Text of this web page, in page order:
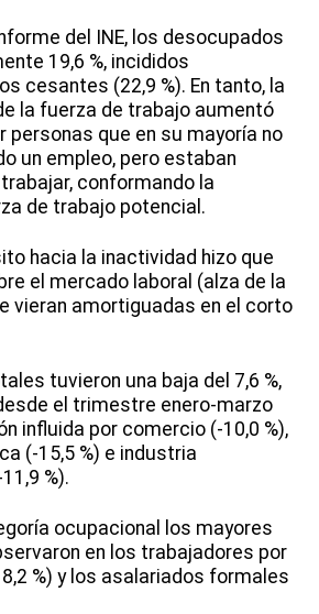
del INE, los desocupados
19,6 %, incididos
cesantes (22,9 %). En tanto, la
la fuerza de trabajo aumentó
personas que en su mayoría no
un empleo, pero estaban
conformando la
de trabajo potencial.
hacia la inactividad hizo que
el mercado laboral (alza de la
vieran amortiguadas en el corto
tuvieron una baja del 7,6 %,
el trimestre enero-marzo
influida por comercio (-10,0 %),
(-15,5 %) e industria
%).
ocupacional los mayores
en los trabajadores por
%) y los asalariados formales